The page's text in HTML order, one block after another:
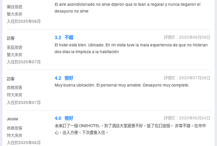
獨自旅遊
雙大床房
入住於2025年08月
El aire acondicionado no sirve dijeron que lo iban a regalar y nunca llegaron el
desayuno no sirve
訪客
家庭旅遊
雙大床房
入住於2025年07月
3.2 不錯
評價於：2025年08月08日
El hotel está bien. Ubicado. En mi visita tuve la mala experiencia de que no hicieran
dos días la limpieza a la habitación
訪客
商務旅客
特大床房
入住於2025年07月
4.2 很好
評價於：2025年07月28日
Muy buena ubicación. El personal muy amable. Desayuno muy completo.
Jessie
商務旅客
特大床房
入住於2025年06月
4.0 很好
評價於：2025年06月24日
本來訂了一個 ONEHOTEL，到了酒店大堂感覺不好，退了在訂這個。 非常不錯，在市中
心，出入方便。下次還會入住。